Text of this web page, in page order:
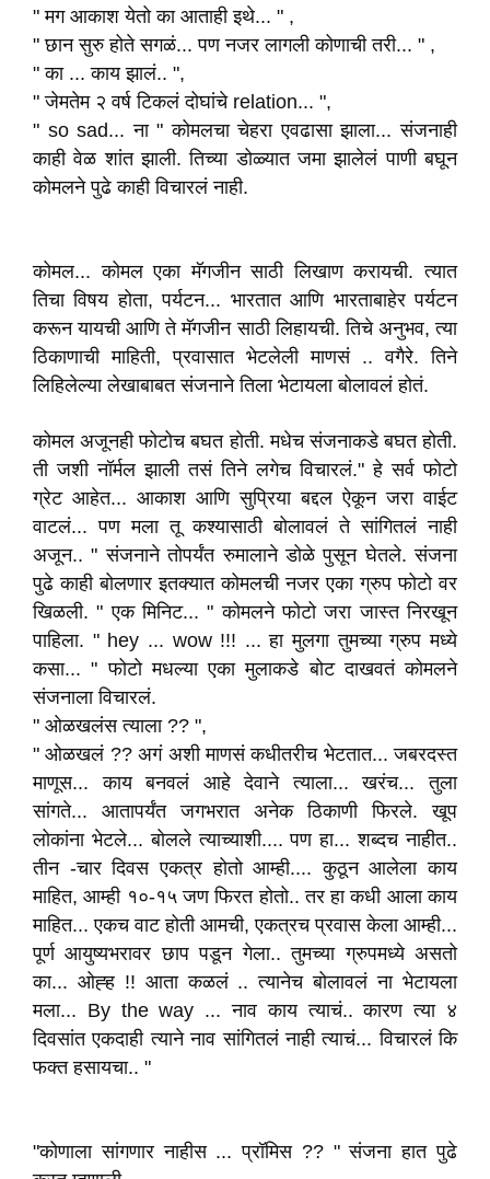
" मग आकाश येतो का आताही इथे... " ,
" छान सुरु होते सगळं... पण नजर लागली कोणाची तरी... " ,
" का ... काय झालं.. ",
" जेमतेम २ वर्ष टिकलं दोघांचे relation... ",
" so sad... ना " कोमलचा चेहरा एवढासा झाला... संजनाही
काही वेळ शांत झाली. तिच्या डोळ्यात जमा झालेलं पाणी बघून
कोमलने पुढे काही विचारलं नाही.
कोमल... कोमल एका मॅगजीन साठी लिखाण करायची. त्यात
तिचा विषय होता, पर्यटन... भारतात आणि भारताबाहेर पर्यटन
करून यायची आणि ते मॅगजीन साठी लिहायची. तिचे अनुभव, त्या
ठिकाणाची माहिती, प्रवासात भेटलेली माणसं .. वगैरे. तिने
लिहिलेल्या लेखाबाबत संजनाने तिला भेटायला बोलावलं होतं.
कोमल अजूनही फोटोच बघत होती. मधेच संजनाकडे बघत होती.
ती जशी नॉर्मल झाली तसं तिने लगेच विचारलं." हे सर्व फोटो
ग्रेट आहेत... आकाश आणि सुप्रिया बद्दल ऐकून जरा वाईट
वाटलं... पण मला तू कश्यासाठी बोलावलं ते सांगितलं नाही
अजून.. " संजनाने तोपर्यंत रुमालाने डोळे पुसून घेतले. संजना
पुढे काही बोलणार इतक्यात कोमलची नजर एका ग्रुप फोटो वर
खिळली. " एक मिनिट... " कोमलने फोटो जरा जास्त निरखून
पाहिला. " hey ... wow !!! ... हा मुलगा तुमच्या ग्रुप मध्ये
कसा... " फोटो मधल्या एका मुलाकडे बोट दाखवतं कोमलने
संजनाला विचारलं.
" ओळखलंस त्याला ?? ",
" ओळखलं ?? अगं अशी माणसं कधीतरीच भेटतात... जबरदस्त
माणूस... काय बनवलं आहे देवाने त्याला... खरंच... तुला
सांगते... आतापर्यंत जगभरात अनेक ठिकाणी फिरले. खूप
लोकांना भेटले... बोलले त्याच्याशी.... पण हा... शब्दच नाहीत..
तीन -चार दिवस एकत्र होतो आम्ही.... कुठून आलेला काय
माहित, आम्ही १०-१५ जण फिरत होतो.. तर हा कधी आला काय
माहित... एकच वाट होती आमची, एकत्रच प्रवास केला आम्ही...
पूर्ण आयुष्यभरावर छाप पडून गेला.. तुमच्या ग्रुपमध्ये असतो
का... ओह्ह !! आता कळलं .. त्यानेच बोलावलं ना भेटायला
मला... By the way ... नाव काय त्याचं.. कारण त्या ४
दिवसांत एकदाही त्याने नाव सांगितलं नाही त्याचं... विचारलं कि
फक्त हसायचा.. "
"कोणाला सांगणार नाहीस ... प्रॉमिस ?? " संजना हात पुढे